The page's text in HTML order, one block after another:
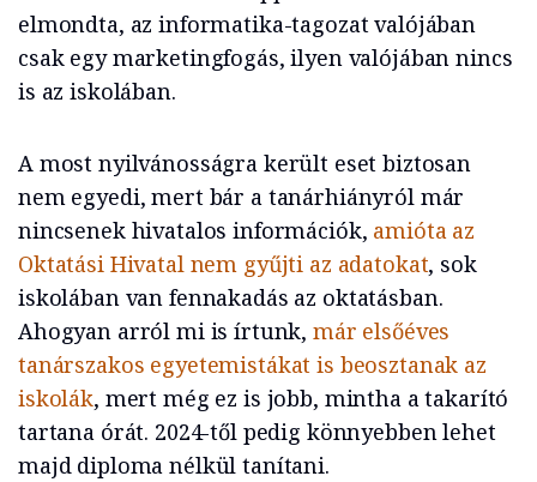
elmondta, az informatika-tagozat valójában
csak egy marketingfogás, ilyen valójában nincs
is az iskolában.
A most nyilvánosságra került eset biztosan
nem egyedi, mert bár a tanárhiányról már
nincsenek hivatalos információk, amióta az
Oktatási Hivatal nem gyűjti az adatokat, sok
iskolában van fennakadás az oktatásban.
Ahogyan arról mi is írtunk, már elsőéves
tanárszakos egyetemistákat is beosztanak az
iskolák, mert még ez is jobb, mintha a takarító
tartana órát. 2024-től pedig könnyebben lehet
majd diploma nélkül tanítani.